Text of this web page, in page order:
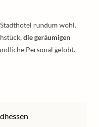
rundum wohl.
die geräumigen
Personal gelobt.